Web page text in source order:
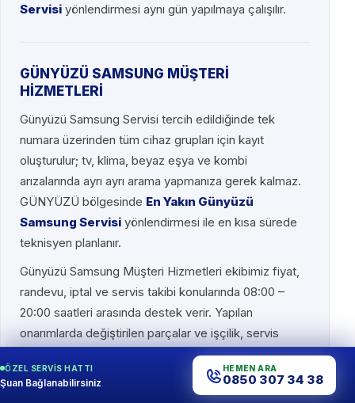
Servisi yönlendirmesi aynı gün yapılmaya çalışılır.
GÜNYÜZÜ SAMSUNG MÜŞTERİ
HİZMETLERİ
Günyüzü Samsung Servisi tercih edildiğinde tek
numara üzerinden tüm cihaz grupları için kayıt
oluşturulur; tv, klima, beyaz eşya ve kombi
arızalarında ayrı ayrı arama yapmanıza gerek kalmaz.
GÜNYÜZÜ bölgesinde En Yakın Günyüzü
Samsung Servisi yönlendirmesi ile en kısa sürede
teknisyen planlanır.
Günyüzü Samsung Müşteri Hizmetleri ekibimiz fiyat,
randevu, iptal ve servis takibi konularında 08:00 –
20:00 saatleri arasında destek verir. Yapılan
onarımlarda değiştirilen parçalar ve işçilik, servis
formunda belirtilen süre boyunca garanti
kapsamındadır.
ÖZEL SERVIS HATTI
Şuan Bağlanabilirsiniz
HEMEN ARA
0850 307 34 38